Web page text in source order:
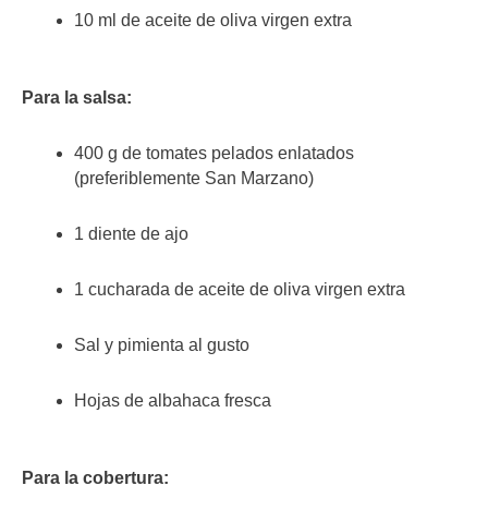
10 ml de aceite de oliva virgen extra
Para la salsa:
400 g de tomates pelados enlatados
(preferiblemente San Marzano)
1 diente de ajo
1 cucharada de aceite de oliva virgen extra
Sal y pimienta al gusto
Hojas de albahaca fresca
Para la cobertura: